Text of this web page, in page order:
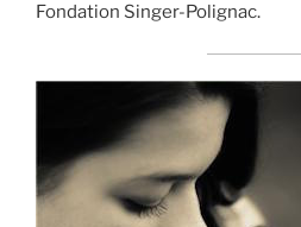
Fondation Singer-Polignac.